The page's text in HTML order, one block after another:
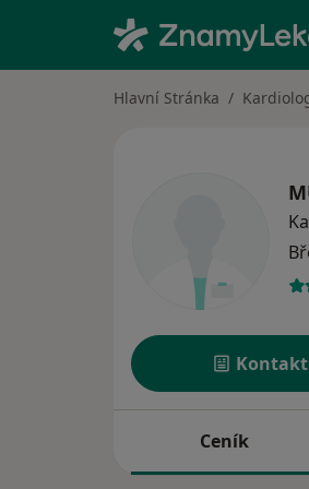
Hlavní Stránka
Ceník